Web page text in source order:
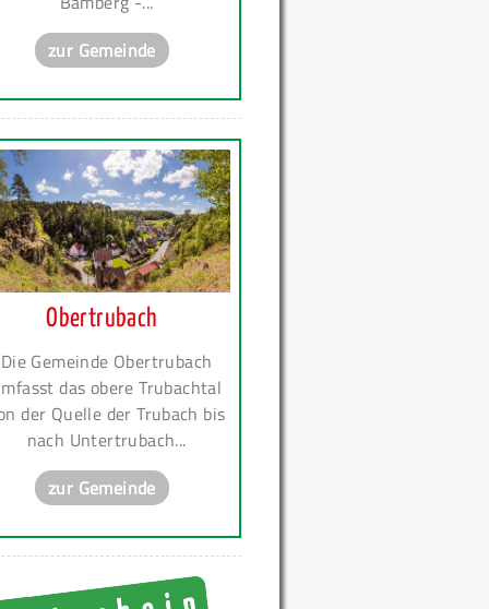
zur Gemeinde
Obertrubach
Die Gemeinde Obertrubach
das obere Trubachtal
der Quelle der Trubach bis
nach Untertrubach...
zur Gemeinde